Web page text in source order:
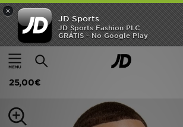
×
JD Sports
JD Sports Fashion PLC
GRÁTIS - No Google Play
Página principal
Homem Roupa de Homem
Nike T-Shirt Core
25,00€
INÍCIO
Promoções